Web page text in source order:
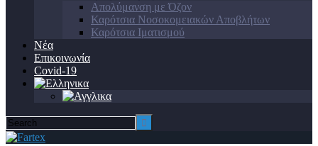
Απολύμανση με Όζον
Καρότσια Νοσοκομειακών Αποβλήτων
Καρότσια Ιματισμού
Νέα
Επικοινωνία
Covid-19